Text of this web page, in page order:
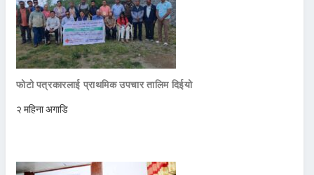
फोटो पत्रकारलाई प्राथमिक उपचार तालिम दिईयो
२ महिना अगाडि